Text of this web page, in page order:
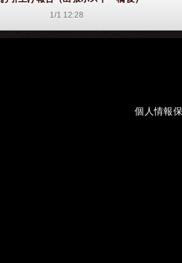
1/1 12:28
個人情報